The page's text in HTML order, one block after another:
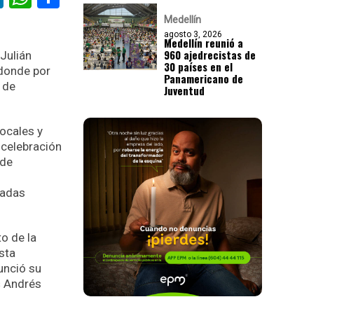
por
y
de la
su
Andrés
Medellín
agosto 3, 2026
Medellín reunió a
960 ajedrecistas de
30 países en el
Panamericano de
Juventud